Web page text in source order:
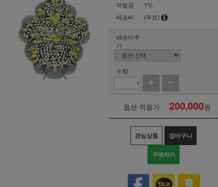
적립금
1%
배송비
(무료)
배송비추
가
수량
옵션 적용가 200,000원
관심상품 장바구니
구매하기